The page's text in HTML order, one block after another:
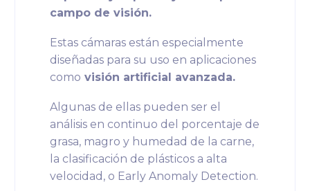
campo de visión.
Estas cámaras están especialmente
diseñadas para su uso en aplicaciones
como visión artificial avanzada.
Algunas de ellas pueden ser el
análisis en continuo del porcentaje de
grasa, magro y humedad de la carne,
la clasificación de plásticos a alta
velocidad, o Early Anomaly Detection.